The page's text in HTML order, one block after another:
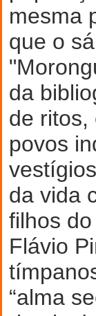
mesma
que o
da
de ritos,
povos
da vida
filhos
Flávio
“alma